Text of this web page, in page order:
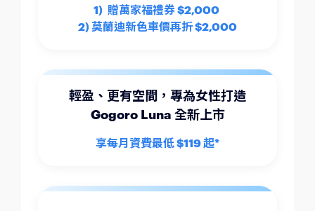
1) 贈萬家福禮券 $2,000
2) 莫蘭迪新色車價再折 $2,000
輕盈、更有空間，專為女性打造
Gogoro Luna 全新上市
享每月資費最低 $119 起*